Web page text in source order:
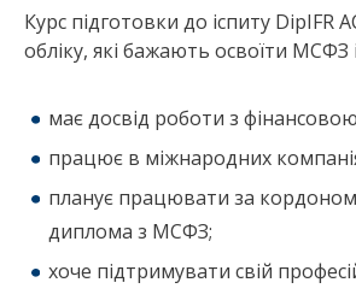
Курс підготовки до іспиту DipIFR
обліку, які бажають освоїти
має досвід роботи з
працює в міжнародних
планує працювати за
диплома з МСФЗ;
хоче підтримувати свій